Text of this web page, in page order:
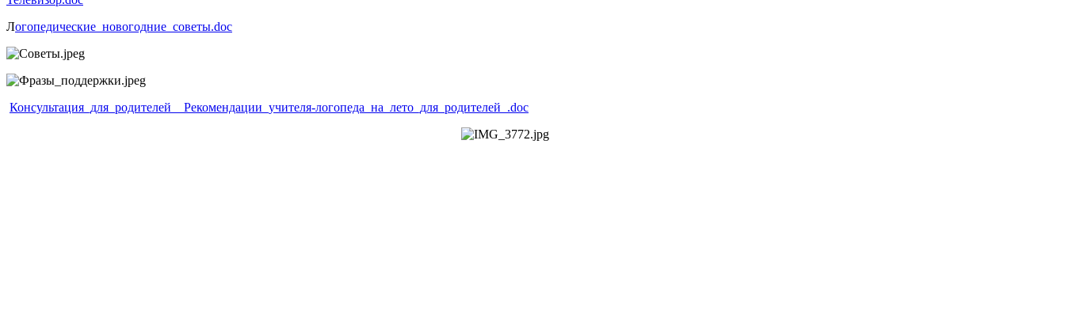
Логопедические_новогодние_советы.doc
Консультация_для_родителей__Рекомендации_учителя-логопеда_на_лето_для_родителей_.doc